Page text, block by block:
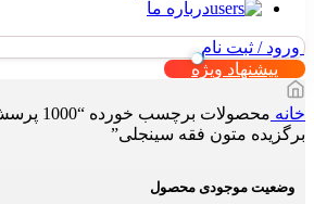
درباره ما
ورود / ثبت نام
پیشنهاد ویژه
خانه
محصولات
برگزیده متون فقه سینجلی”
وضعیت موجودی محصول